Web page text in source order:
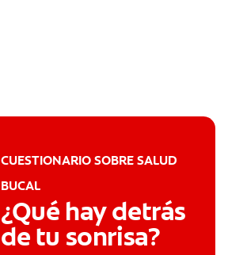
CUESTIONARIO SOBRE SALUD
BUCAL
¿Qué hay detrás
de tu sonrisa?